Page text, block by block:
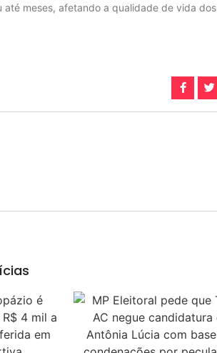
meses, afetando a qualidade de vida dos